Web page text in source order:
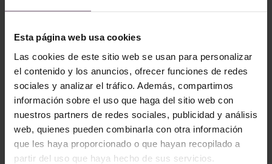
Esta página web usa cookies
Las cookies de este sitio web se usan para personalizar
el contenido y los anuncios, ofrecer funciones de redes
sociales y analizar el tráfico. Además, compartimos
información sobre el uso que haga del sitio web con
nuestros partners de redes sociales, publicidad y análisis
web, quienes pueden combinarla con otra información
que les haya proporcionado o que hayan recopilado a
partir del uso que haya hecho de sus servicios.
Baldosas hidráulicas
Baldosa
Hidráulica Mod
317
LEER MÁS
Baldosas hidráulicas
Baldosa Hidráulica
Mod 026
LEER MÁS